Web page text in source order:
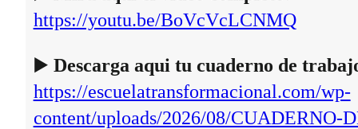
https://youtu.be/BoVcVcLCNMQ
▶️ Descarga aqui tu cuaderno de
https://escuelatransformacional.com/wp-
content/uploads/2026/08/CUADERNO-